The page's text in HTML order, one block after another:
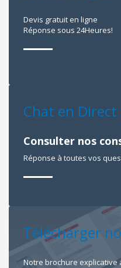
Devis gratuit en ligne
Réponse sous 24Heures!
Chat en Direct
Consulter nos
Réponse à toutes vos
Télécharger
Notre brochure explicative